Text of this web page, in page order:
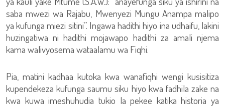
saba mwezi wa Rajabu, Mwenyezi Mungu Anampa malipo
ya kufunga miezi sitini”. Ingawa hadithi hiyo ina udhaifu, lakini
huzingatiwa ni hadithi mojawapo hadithi za amali njema
kama walivyosema wataalamu wa Fiqhi.
Pia, matini kadhaa kutoka kwa wanafiqhi wengi kusisitiza
kupendekeza kufunga saumu siku hiyo kwa fadhila zake na
kwa kuwa imeshuhudia tukio la pekee katika historia ya